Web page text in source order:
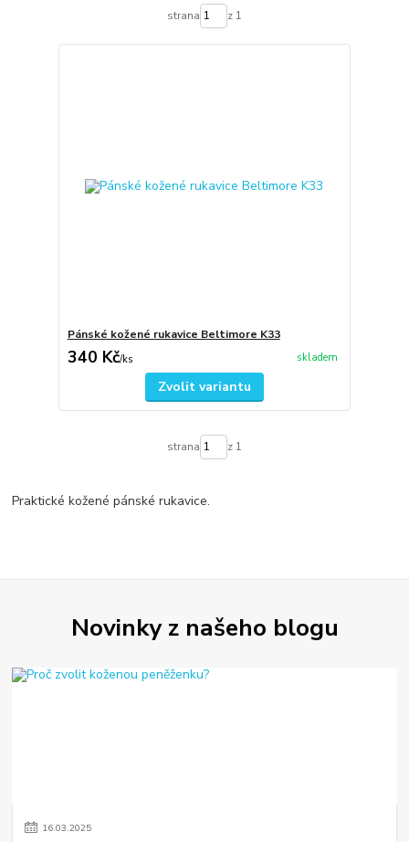
strana z 1
Pánské kožené rukavice Beltimore K33
340 Kč/ks skladem
Zvolit variantu
strana z 1
Praktické kožené pánské rukavice.
Novinky z našeho blogu
16.03.2025